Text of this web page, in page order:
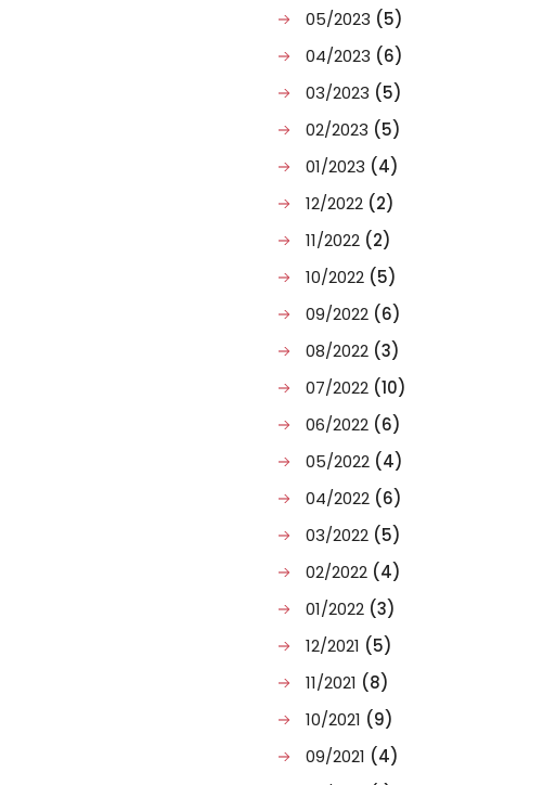
05/2023 (5)
04/2023 (6)
03/2023 (5)
02/2023 (5)
01/2023 (4)
12/2022 (2)
11/2022 (2)
10/2022 (5)
09/2022 (6)
08/2022 (3)
07/2022 (10)
06/2022 (6)
05/2022 (4)
04/2022 (6)
03/2022 (5)
02/2022 (4)
01/2022 (3)
12/2021 (5)
11/2021 (8)
10/2021 (9)
09/2021 (4)